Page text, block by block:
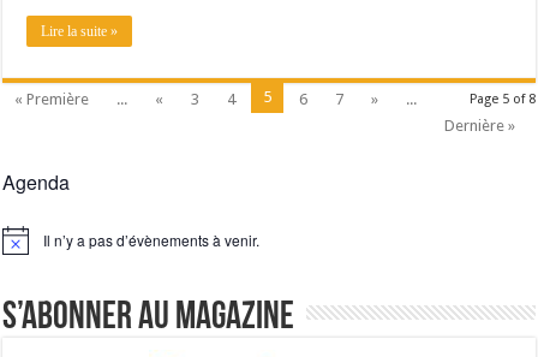
Lire la suite »
Page 5 of 8
« Première ... « 3 4 5 6 7 »
...
Dernière »
Agenda
Notice Il n’y a pas d’évènements à venir.
S’abonner au magazine